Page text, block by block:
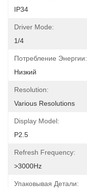
IP34
Driver Mode:
1/4
Потребление Энергии:
Низкий
Resolution:
Various Resolutions
Display Model:
P2.5
Refresh Frequency:
>3000Hz
Упаковывая Детали: